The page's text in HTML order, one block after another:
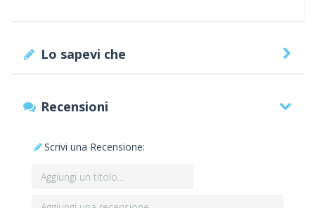
Lo sapevi che
Recensioni
Scrivi una Recensione: